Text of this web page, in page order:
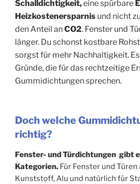
Schalldichtigkeit,eine spürbare
Heizkostenersparnis und nicht
den Anteil anCO2. Fenster und
länger. Du schonst kostbare
sorgst für mehr Nachhaltigkeit.
Gründe, diefür das rechtzeitige
Gummidichtungen sprechen.
Doch welche
richtig?
Fenster- und Türdichtungen gibt
Kategorien. Für Fenster und Türen
Kunststoff, Alu und natürlich für